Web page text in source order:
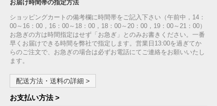
お届け時間帯の指定方法
ショッピングカートの備考欄に時間帯をご記入下さい（午前中，14：
00～16：00，16：00～18：00，18：00～20：00，19：00～21：00）
お急ぎの方は時間指定はせず「お急ぎ」とのみお書きください。一番
早くお届けできる時間を弊社で指定します。営業日13:00を過ぎてか
らのご注文で、お急ぎの場合は必ずお電話にてご連絡をお願いいたし
ます。
配送方法・送料の詳細 >
お支払い方法 >